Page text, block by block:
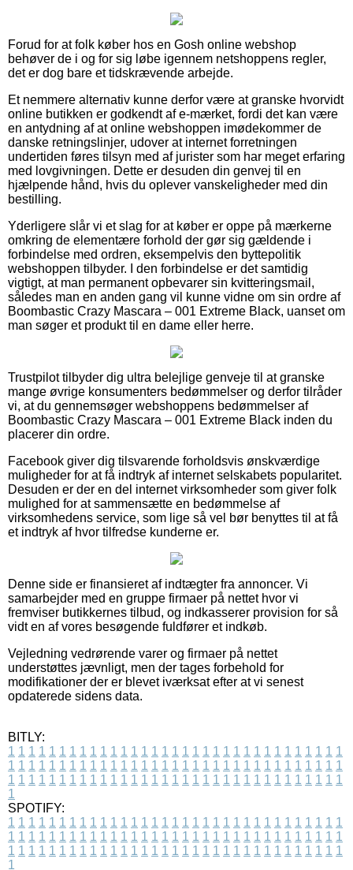
Forud for at folk køber hos en Gosh online webshop
behøver de i og for sig løbe igennem netshoppens regler,
det er dog bare et tidskrævende arbejde.
Et nemmere alternativ kunne derfor være at granske hvorvidt
online butikken er godkendt af e-mærket, fordi det kan være
en antydning af at online webshoppen imødekommer de
danske retningslinjer, udover at internet forretningen
undertiden føres tilsyn med af jurister som har meget erfaring
med lovgivningen. Dette er desuden din genvej til en
hjælpende hånd, hvis du oplever vanskeligheder med din
bestilling.
Yderligere slår vi et slag for at køber er oppe på mærkerne
omkring de elementære forhold der gør sig gældende i
forbindelse med ordren, eksempelvis den byttepolitik
webshoppen tilbyder. I den forbindelse er det samtidig
vigtigt, at man permanent opbevarer sin kvitteringsmail,
således man en anden gang vil kunne vidne om sin ordre af
Boombastic Crazy Mascara – 001 Extreme Black, uanset om
man søger et produkt til en dame eller herre.
Trustpilot tilbyder dig ultra belejlige genveje til at granske
mange øvrige konsumenters bedømmelser og derfor tilråder
vi, at du gennemsøger webshoppens bedømmelser af
Boombastic Crazy Mascara – 001 Extreme Black inden du
placerer din ordre.
Facebook giver dig tilsvarende forholdsvis ønskværdige
muligheder for at få indtryk af internet selskabets popularitet.
Desuden er der en del internet virksomheder som giver folk
mulighed for at sammensætte en bedømmelse af
virksomhedens service, som lige så vel bør benyttes til at få
et indtryk af hvor tilfredse kunderne er.
Denne side er finansieret af indtægter fra annoncer. Vi
samarbejder med en gruppe firmaer på nettet hvor vi
fremviser butikkernes tilbud, og indkasserer provision for så
vidt en af vores besøgende fuldfører et indkøb.
Vejledning vedrørende varer og firmaer på nettet
understøttes jævnligt, men der tages forbehold for
modifikationer der er blevet iværksat efter at vi senest
opdaterede sidens data.
BITLY:
1 1 1 1 1 1 1 1 1 1 1 1 1 1 1 1 1 1 1 1 1 1 1 1 1 1 1 1 1 1 1 1 1
1 1 1 1 1 1 1 1 1 1 1 1 1 1 1 1 1 1 1 1 1 1 1 1 1 1 1 1 1 1 1 1 1
1 1 1 1 1 1 1 1 1 1 1 1 1 1 1 1 1 1 1 1 1 1 1 1 1 1 1 1 1 1 1 1 1
1
SPOTIFY:
1 1 1 1 1 1 1 1 1 1 1 1 1 1 1 1 1 1 1 1 1 1 1 1 1 1 1 1 1 1 1 1 1
1 1 1 1 1 1 1 1 1 1 1 1 1 1 1 1 1 1 1 1 1 1 1 1 1 1 1 1 1 1 1 1 1
1 1 1 1 1 1 1 1 1 1 1 1 1 1 1 1 1 1 1 1 1 1 1 1 1 1 1 1 1 1 1 1 1
1